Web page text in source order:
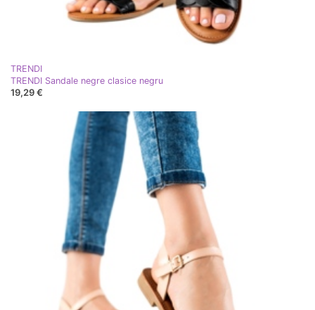
TRENDI
TRENDI Sandale negre clasice negru
19,29 €